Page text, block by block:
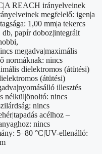
REACH irányelveinek
megfelelő: igen|a
1,00 mm|a tekercs
db, papír doboz|integrált
megadva|maximális
normáknak: nincs
dielektromos (átütési)
(átütési)
illesztés
nélkül|önoltó: nincs
nincs
acélhoz –
nincs
5–80 °C|UV-ellenálló: